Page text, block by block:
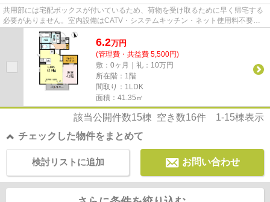
共用部には宅配ボックスが付いているため、荷物を受け取るために早く帰宅する
必要がありません。室内設備はCATV・システムキッチン・ネット使用料不要な
ど豊富に揃っており、過ごしや...
6.2万円
(管理費・共益費 5,500円)
敷：0ヶ月｜礼：10万円
所在階：1階
間取り：1LDK
面積：41.35㎡
該当公開件数15棟 空き数16件 1-15棟表示
チェックした物件をまとめて
お問い合わせ
検討リストに追加